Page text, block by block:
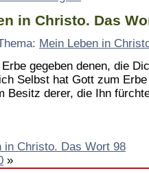
in Christo. Das
Mein Leben in
gegeben denen, die
Selbst hat Gott zum Erbe
Besitz derer, die Ihn
in Christo. Das Wort 98
»